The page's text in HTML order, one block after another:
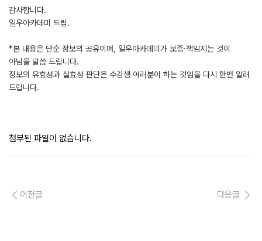
감사합니다.
일우아카데미 드림.
*본 내용은 단순 정보의 공유이며, 일우아카데미가 보증·책임지는 것이
아님을 말씀 드립니다.
정보의 유효성과 실효성 판단은 수강생 여러분이 하는 것임을 다시 한번 알려
드립니다.
첨부된 파일이 없습니다.
이전글 다음글